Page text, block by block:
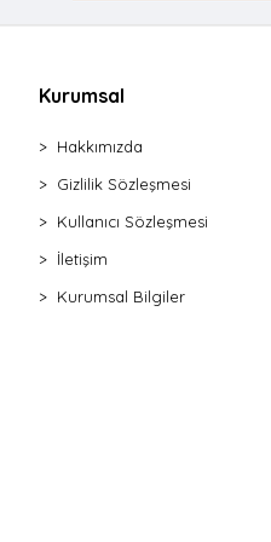
Gönye
Pürmüz
Yan Keski
Karga Burnu
Pense Segman
Makas Teneke
Kurumsal
Hakkımızda
Gizlilik Sözleşmesi
Kullanıcı Sözleşmesi
İletişim
Kurumsal Bilgiler